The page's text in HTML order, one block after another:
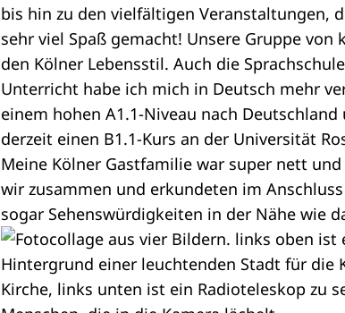
bis hin zu den vielfältigen Veranstaltungen,
sehr viel Spaß gemacht! Unsere Gruppe
den Kölner Lebensstil. Auch die
Unterricht habe ich mich in Deutsch mehr
einem hohen A1.1-Niveau nach
derzeit einen B1.1-Kurs an der Universität
Meine Kölner Gastfamilie war super nett
wir zusammen und erkundeten im
sogar Sehenswürdigkeiten in der Nähe wie